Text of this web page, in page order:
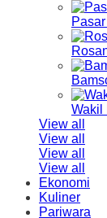
Wakil
View all
View all
View all
View all
Ekonomi
Kuliner
Pariwara